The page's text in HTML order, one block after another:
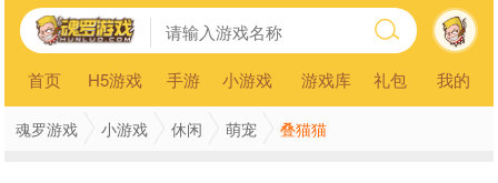
首页 H5游戏 手游 小游戏 游戏库 礼包 我的
魂罗游戏 小游戏 休闲 萌宠 叠猫猫